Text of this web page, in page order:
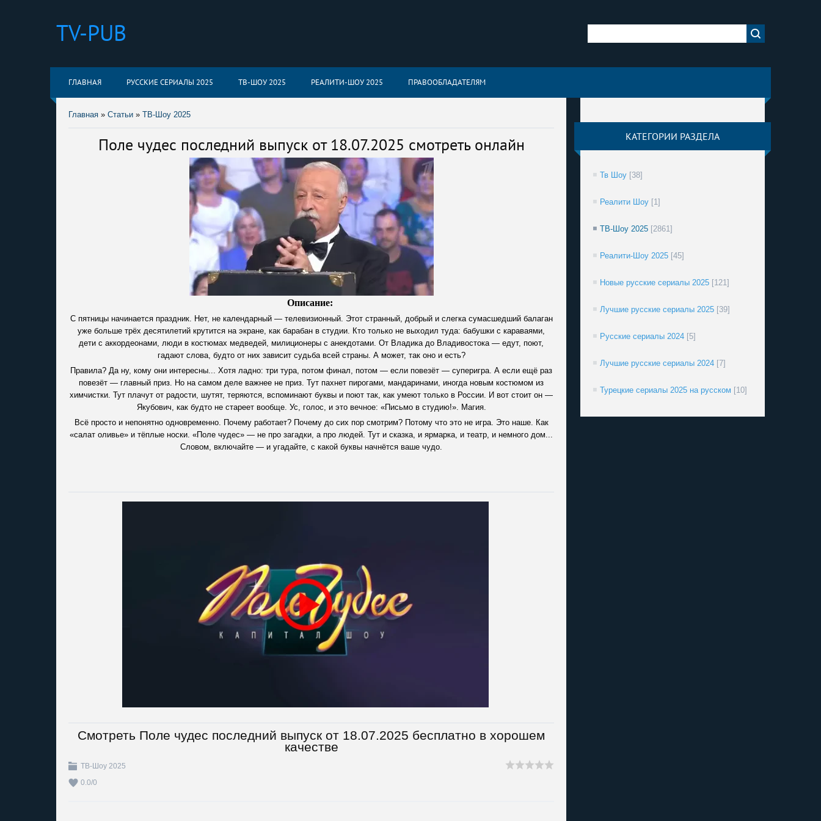
TV-PUB
ГЛАВНАЯ РУССКИЕ СЕРИАЛЫ 2025 ТВ-ШОУ 2025 РЕАЛИТИ-ШОУ 2025 ПРАВООБЛАДАТЕЛЯМ
Главная » Статьи » ТВ-Шоу 2025
Поле чудес последний выпуск от 18.07.2025 смотреть онлайн
Описание:
С пятницы начинается праздник. Нет, не календарный — телевизионный. Этот странный, добрый и слегка сумасшедший балаган
уже больше трёх десятилетий крутится на экране, как барабан в студии. Кто только не выходил туда: бабушки с караваями,
дети с аккордеонами, люди в костюмах медведей, милиционеры с анекдотами. От Владика до Владивостока — едут, поют,
гадают слова, будто от них зависит судьба всей страны. А может, так оно и есть?
Правила? Да ну, кому они интересны... Хотя ладно: три тура, потом финал, потом — если повезёт — суперигра. А если ещё раз
повезёт — главный приз. Но на самом деле важнее не приз. Тут пахнет пирогами, мандаринами, иногда новым костюмом из
химчистки. Тут плачут от радости, шутят, теряются, вспоминают буквы и поют так, как умеют только в России. И вот стоит он —
Якубович, как будто не стареет вообще. Ус, голос, и это вечное: «Письмо в студию!». Магия.
Всё просто и непонятно одновременно. Почему работает? Почему до сих пор смотрим? Потому что это не игра. Это наше. Как
«салат оливье» и тёплые носки. «Поле чудес» — не про загадки, а про людей. Тут и сказка, и ярмарка, и театр, и немного дом...
Словом, включайте — и угадайте, с какой буквы начнётся ваше чудо.
Смотреть Поле чудес последний выпуск от 18.07.2025 бесплатно в хорошем
качестве
ТВ-Шоу 2025
0.0/0
КАТЕГОРИИ РАЗДЕЛА
Тв Шоу [38]
Реалити Шоу [1]
ТВ-Шоу 2025 [2861]
Реалити-Шоу 2025 [45]
Новые русские сериалы 2025 [121]
Лучшие русские сериалы 2025 [39]
Русские сериалы 2024 [5]
Лучшие русские сериалы 2024 [7]
Турецкие сериалы 2025 на русском [10]